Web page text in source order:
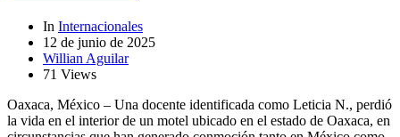
In Internacionales
12 de junio de 2025
Willian Aguilar
71 Views
Oaxaca, México – Una docente identificada como Leticia N., perdió
la vida en el interior de un motel ubicado en el estado de Oaxaca, en